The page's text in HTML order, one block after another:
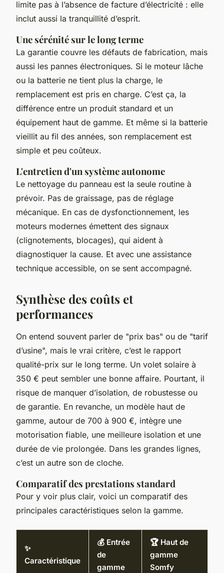
limite pas à l’absence de facture d’électricité : elle
inclut aussi la tranquillité d’esprit.
Une sérénité sur le long terme
La garantie couvre les défauts de fabrication, mais
aussi les pannes électroniques. Si le moteur lâche
ou la batterie ne tient plus la charge, le
remplacement est pris en charge. C’est ça, la
différence entre un produit standard et un
équipement haut de gamme. Et même si la batterie
vieillit au fil des années, son remplacement est
simple et peu coûteux.
L'entretien d'un système autonome
Le nettoyage du panneau est la seule routine à
prévoir. Pas de graissage, pas de réglage
mécanique. En cas de dysfonctionnement, les
moteurs modernes émettent des signaux
(clignotements, blocages), qui aident à
diagnostiquer la cause. Et avec une assistance
technique accessible, on se sent accompagné.
Synthèse des coûts et
performances
On entend souvent parler de "prix bas" ou de "tarif
d’usine", mais le vrai critère, c’est le rapport
qualité-prix sur le long terme. Un volet solaire à
350 € peut sembler une bonne affaire. Pourtant, il
risque de manquer d’isolation, de robustesse ou
de garantie. En revanche, un modèle haut de
gamme, autour de 700 à 900 €, intègre une
motorisation fiable, une meilleure isolation et une
durée de vie prolongée. Dans les grandes lignes,
c’est un autre son de cloche.
Comparatif des prestations standard
Pour y voir plus clair, voici un comparatif des
principales caractéristiques selon la gamme.
✨
Caractéristique
💰 Entrée
de
gamme
🏆 Haut de
gamme
Somfy